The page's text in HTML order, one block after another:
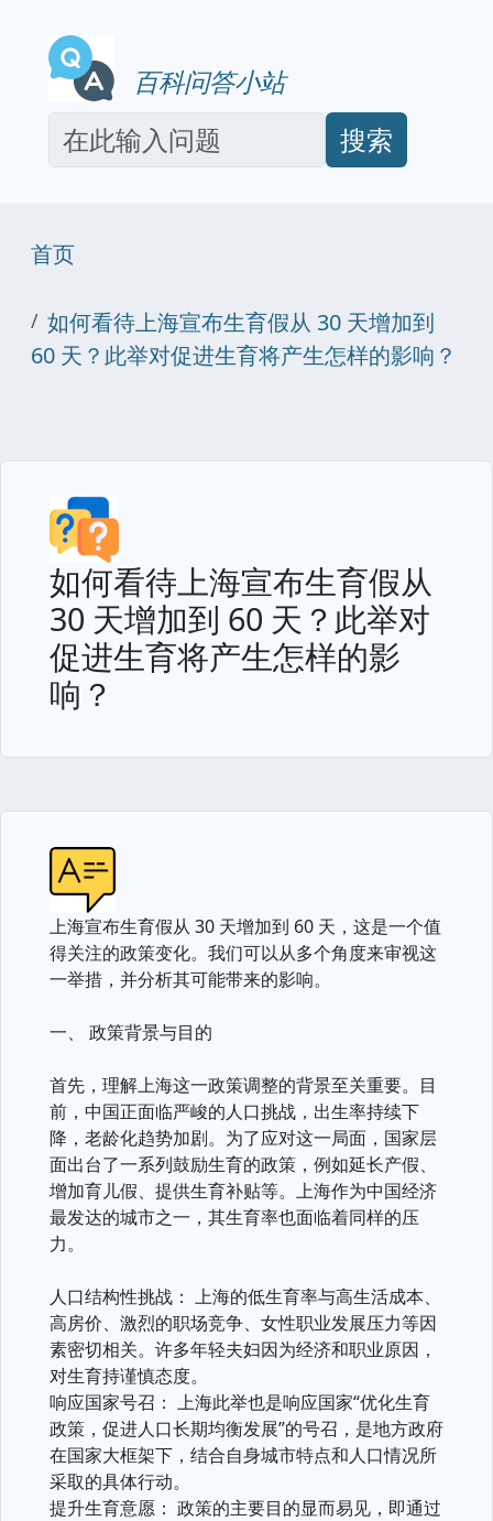
百科问答小站
搜索
首页
如何看待上海宣布生育假从 30 天增加到
60 天？此举对促进生育将产生怎样的影响？
如何看待上海宣布生育假从
30 天增加到 60 天？此举对
促进生育将产生怎样的影
响？
上海宣布生育假从 30 天增加到 60 天，这是一个值
得关注的政策变化。我们可以从多个角度来审视这
一举措，并分析其可能带来的影响。
一、 政策背景与目的
首先，理解上海这一政策调整的背景至关重要。目
前，中国正面临严峻的人口挑战，出生率持续下
降，老龄化趋势加剧。为了应对这一局面，国家层
面出台了一系列鼓励生育的政策，例如延长产假、
增加育儿假、提供生育补贴等。上海作为中国经济
最发达的城市之一，其生育率也面临着同样的压
力。
人口结构性挑战： 上海的低生育率与高生活成本、
高房价、激烈的职场竞争、女性职业发展压力等因
素密切相关。许多年轻夫妇因为经济和职业原因，
对生育持谨慎态度。
响应国家号召： 上海此举也是响应国家“优化生育
政策，促进人口长期均衡发展”的号召，是地方政府
在国家大框架下，结合自身城市特点和人口情况所
采取的具体行动。
提升生育意愿： 政策的主要目的显而易见，即通过